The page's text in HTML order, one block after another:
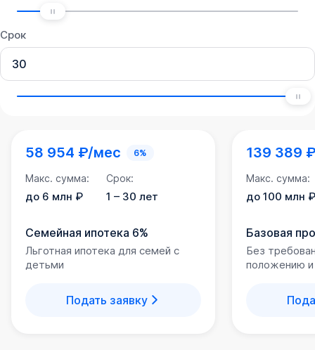
Срок
58 954 ₽/мес 6%
Макс. сумма:
до 6 млн ₽
Срок:
1 – 30 лет
Семейная ипотека 6%
Льготная ипотека для семей с
детьми
Подать заявку
139 389
Макс. сумма:
до 100 млн ₽
Базовая
Без
положению